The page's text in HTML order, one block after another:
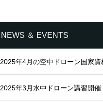
NEWS ＆ EVENTS
2025年4月の空中ドローン国家
2025年3月水中ドローン講習開催